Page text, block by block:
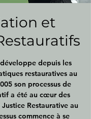
et
depuis les
restauratives au
son processus de
a été au cœur des
Restaurative au
commence à se